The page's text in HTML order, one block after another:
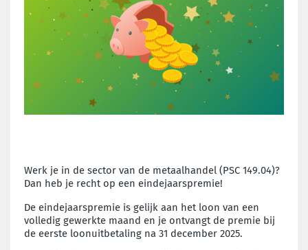
Werk je in de sector van de metaalhandel (PSC 149.04)?
Dan heb je recht op een eindejaarspremie!
De eindejaarspremie is gelijk aan het loon van een
volledig gewerkte maand en je ontvangt de premie bij
de eerste loonuitbetaling na 31 december 2025.